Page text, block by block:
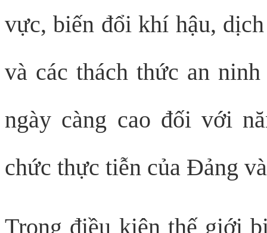
vực, biến đổi khí hậu,
và các thách thức an
ngày càng cao đối với
chức thực tiễn của Đảng
Trong điều kiện thế giới